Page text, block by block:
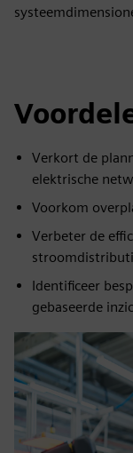
Verkort de
elektrische
Voorkom
Verbeter de
Identificeer
gebaseerde